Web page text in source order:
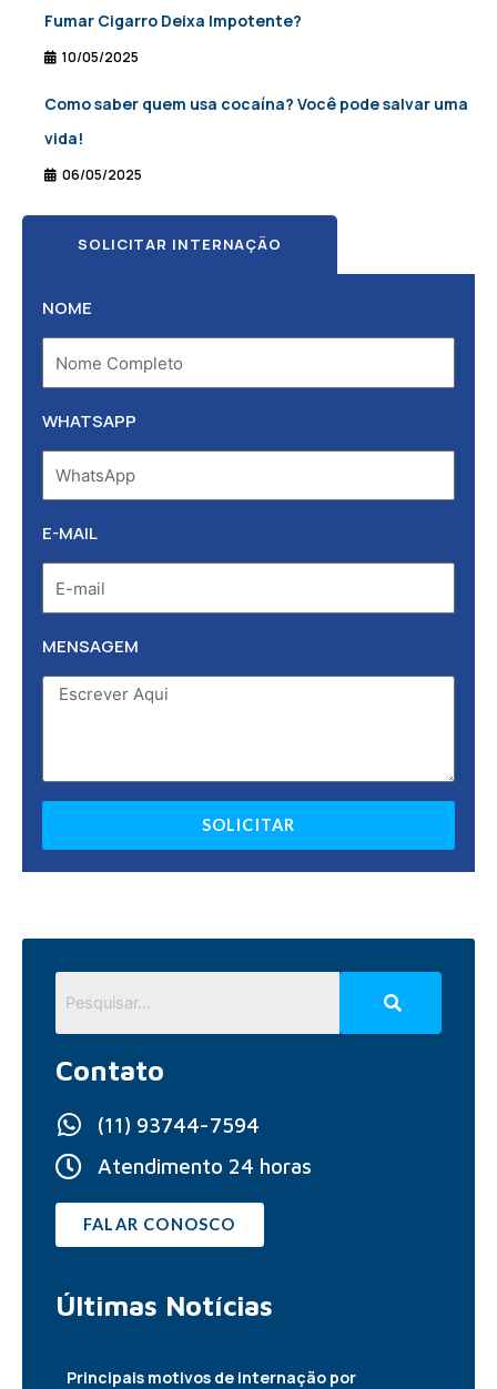
Fumar Cigarro Deixa Impotente?
10/05/2025
Como saber quem usa cocaína? Você pode salvar uma
vida!
06/05/2025
SOLICITAR INTERNAÇÃO
NOME
WHATSAPP
E-MAIL
MENSAGEM
SOLICITAR
Contato
(11) 93744-7594
Atendimento 24 horas
FALAR CONOSCO
Últimas Notícias
Principais motivos de internação por